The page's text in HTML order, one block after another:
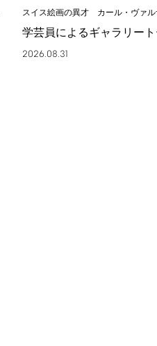
スイス絵画の異才 カール・ヴァ
学芸員によるギャラリート
2026.08.31